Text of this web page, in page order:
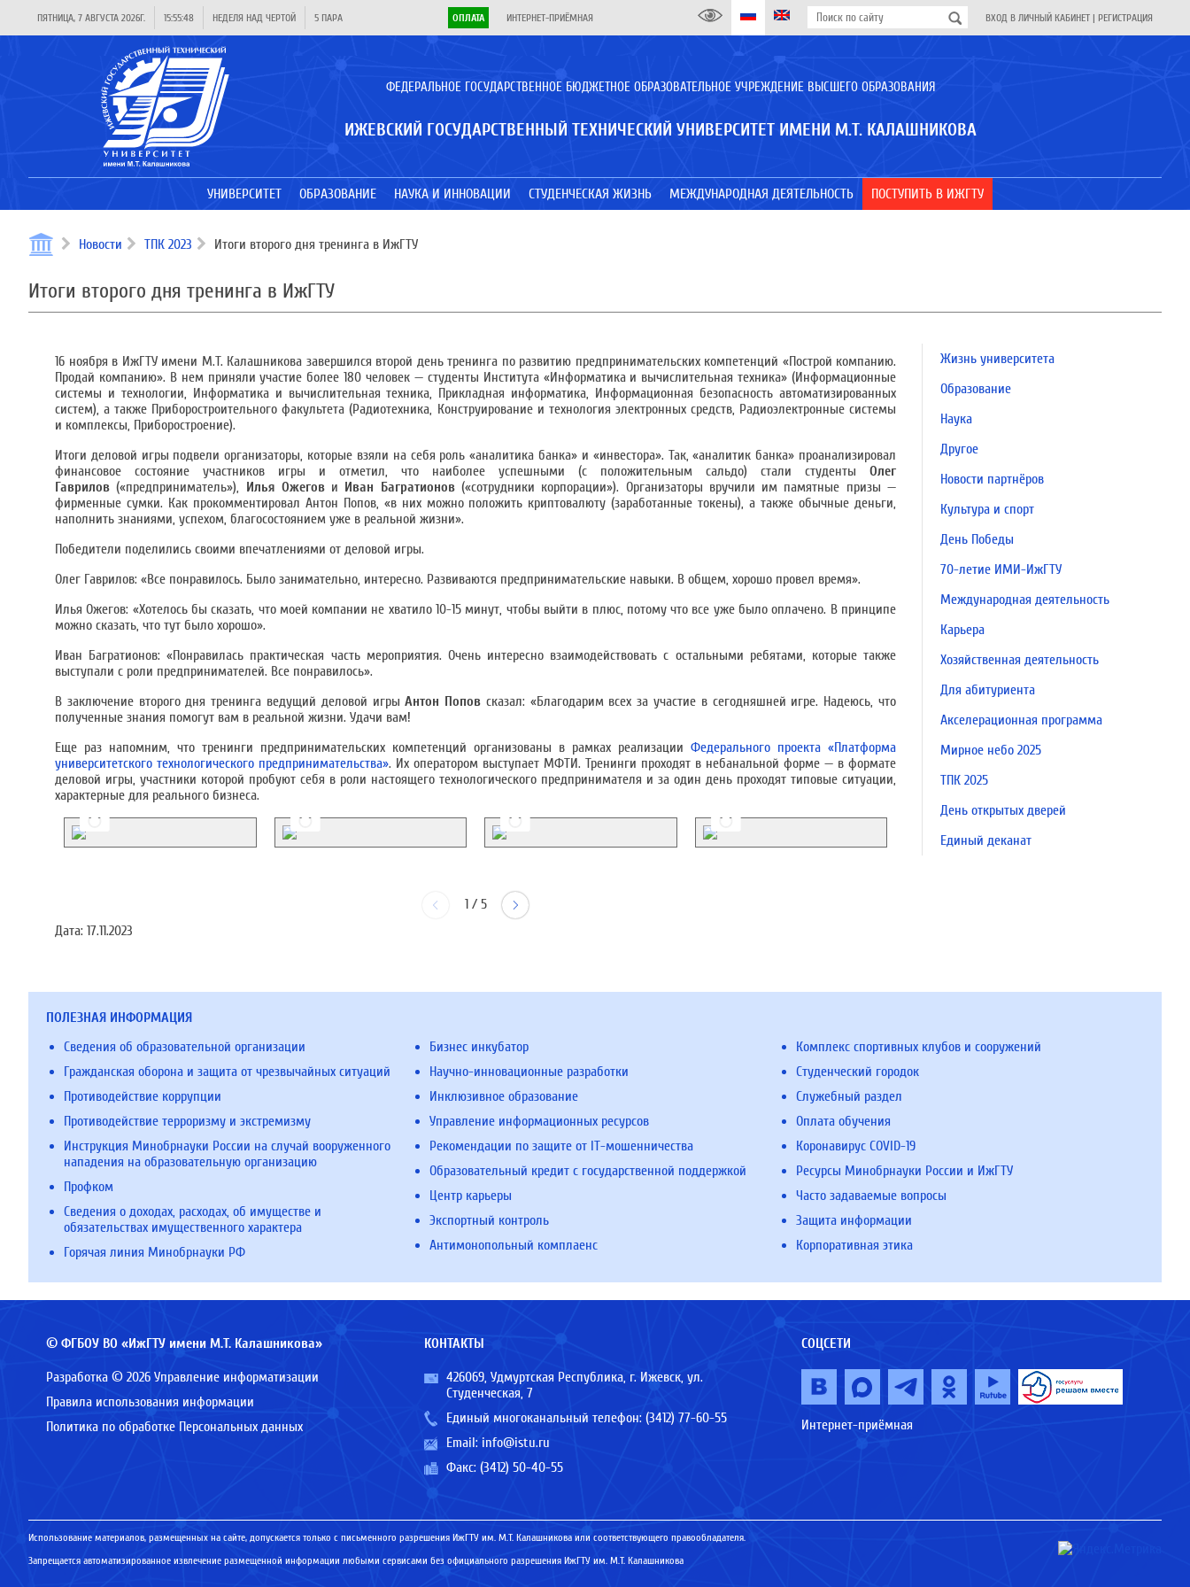
ПЯТНИЦА, 7 АВГУСТА 2026Г. 15:55:48 НЕДЕЛЯ НАД ЧЕРТОЙ 5 ПАРА ОПЛАТА ИНТЕРНЕТ-ПРИЁМНАЯ ВХОД В ЛИЧНЫЙ КАБИНЕТ | РЕГИСТРАЦИЯ
ФЕДЕРАЛЬНОЕ ГОСУДАРСТВЕННОЕ БЮДЖЕТНОЕ ОБРАЗОВАТЕЛЬНОЕ УЧРЕЖДЕНИЕ ВЫСШЕГО ОБРАЗОВАНИЯ
ИЖЕВСКИЙ ГОСУДАРСТВЕННЫЙ ТЕХНИЧЕСКИЙ УНИВЕРСИТЕТ ИМЕНИ М.Т. КАЛАШНИКОВА
УНИВЕРСИТЕТ ОБРАЗОВАНИЕ НАУКА И ИННОВАЦИИ СТУДЕНЧЕСКАЯ ЖИЗНЬ МЕЖДУНАРОДНАЯ ДЕЯТЕЛЬНОСТЬ ПОСТУПИТЬ В ИЖГТУ
Новости ТПК 2023 Итоги второго дня тренинга в ИжГТУ
Итоги второго дня тренинга в ИжГТУ
16 ноября в ИжГТУ имени М.Т. Калашникова завершился второй день тренинга по развитию предпринимательских компетенций «Построй компанию.
Продай компанию». В нем приняли участие более 180 человек — студенты Института «Информатика и вычислительная техника» (Информационные
системы и технологии, Информатика и вычислительная техника, Прикладная информатика, Информационная безопасность автоматизированных
систем), а также Приборостроительного факультета (Радиотехника, Конструирование и технология электронных средств, Радиоэлектронные системы
и комплексы, Приборостроение).
Итоги деловой игры подвели организаторы, которые взяли на себя роль «аналитика банка» и «инвестора». Так, «аналитик банка» проанализировал
финансовое состояние участников игры и отметил, что наиболее успешными (с положительным сальдо) стали студенты Олег
Гаврилов («предприниматель»), Илья Ожегови Иван Багратионов(«сотрудники корпорации»). Организаторы вручили им памятные призы —
фирменные сумки. Как прокомментировал Антон Попов, «в них можно положить криптовалюту (заработанные токены), а также обычные деньги,
наполнить знаниями, успехом, благосостоянием уже в реальной жизни».
Победители поделились своими впечатлениями от деловой игры.
Олег Гаврилов: «Все понравилось. Было занимательно, интересно. Развиваются предпринимательские навыки. В общем, хорошо провел время».
Илья Ожегов: «Хотелось бы сказать, что моей компании не хватило 10-15 минут, чтобы выйти в плюс, потому что все уже было оплачено. В принципе
можно сказать, что тут было хорошо».
Иван Багратионов: «Понравилась практическая часть мероприятия. Очень интересно взаимодействовать с остальными ребятами, которые также
выступали с роли предпринимателей. Все понравилось».
В заключение второго дня тренинга ведущий деловой игрыАнтон Попов сказал: «Благодарим всех за участие в сегодняшней игре. Надеюсь, что
полученные знания помогут вам в реальной жизни. Удачи вам!
Еще раз напомним, что тренинги предпринимательских компетенций организованы в рамках реализации Федерального проекта «Платформа
университетского технологического предпринимательства». Их оператором выступает МФТИ. Тренинги проходят в небанальной форме — в формате
деловой игры, участники которой пробуют себя в роли настоящего технологического предпринимателя и за один день проходят типовые ситуации,
характерные для реального бизнеса.
1/ 5
Дата: 17.11.2023
Жизнь университета
Образование
Наука
Другое
Новости партнёров
Культура и спорт
День Победы
70-летие ИМИ-ИжГТУ
Международная деятельность
Карьера
Хозяйственная деятельность
Для абитуриента
Акселерационная программа
Мирное небо 2025
ТПК 2025
День открытых дверей
Единый деканат
ПОЛЕЗНАЯ ИНФОРМАЦИЯ
Сведения об образовательной организации
Гражданская оборона и защита от чрезвычайных ситуаций
Противодействие коррупции
Противодействие терроризму и экстремизму
Инструкция Минобрнауки России на случай вооруженного
нападения на образовательную организацию
Профком
Сведения о доходах, расходах, об имуществе и
обязательствах имущественного характера
Горячая линия Минобрнауки РФ
Бизнес инкубатор
Научно-инновационные разработки
Инклюзивное образование
Управление информационных ресурсов
Рекомендации по защите от IT-мошенничества
Образовательный кредит с государственной поддержкой
Центр карьеры
Экспортный контроль
Антимонопольный комплаенс
Комплекс спортивных клубов и сооружений
Студенческий городок
Служебный раздел
Оплата обучения
Коронавирус COVID-19
Ресурсы Минобрнауки России и ИжГТУ
Часто задаваемые вопросы
Защита информации
Корпоративная этика
© ФГБОУ ВО «ИжГТУ имени М.Т. Калашникова»
Разработка © 2026 Управление информатизации
Правила использования информации
Политика по обработке Персональных данных
КОНТАКТЫ
426069, Удмуртская Республика, г. Ижевск, ул.
Студенческая, 7
Единый многоканальный телефон: (3412) 77-60-55
Email: info@istu.ru
Факс: (3412) 50-40-55
СОЦСЕТИ
Интернет-приёмная
Использование материалов, размещенных на сайте, допускается только с письменного разрешения ИжГТУ им. М.Т. Калашникова или соответствующего правообладателя.
Запрещается автоматизированное извлечение размещенной информации любыми сервисами без официального разрешения ИжГТУ им. М.Т. Калашникова